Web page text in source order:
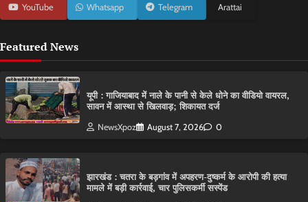
YouTube Whatsapp Telegram Arattai
Featured News
यूपी : गाजियाबाद में नाले के पानी से केले धोने का वीडियो वायरल,
सावन में आस्था से खिलवाड़; शिकायत दर्ज
NewsXpoz August 7, 2026 0
झारखंड : चतरा के बड़गांव में अपहरण-दुष्कर्म के आरोपी की हत्या
मामले में बड़ी कार्रवाई, चार पुलिसकर्मी सस्पेंड